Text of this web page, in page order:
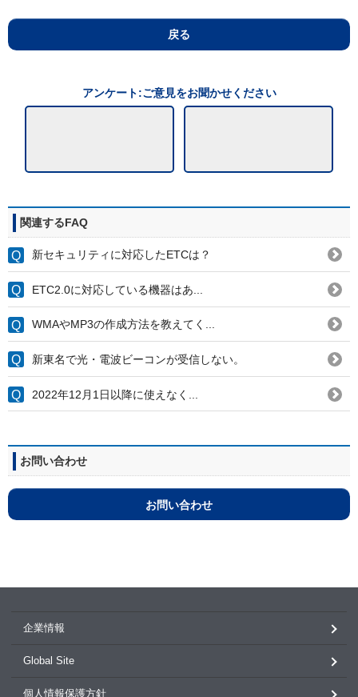
戻る
アンケート:ご意見をお聞かせください
関連するFAQ
新セキュリティに対応したETCは？
ETC2.0に対応している機器はあ...
WMAやMP3の作成方法を教えてく...
新東名で光・電波ビーコンが受信しない。
2022年12月1日以降に使えなく...
お問い合わせ
お問い合わせ
企業情報
Global Site
個人情報保護方針